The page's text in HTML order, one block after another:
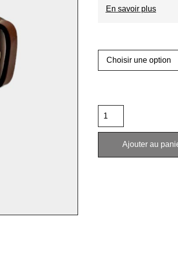
En savoir plus
Ajouter au